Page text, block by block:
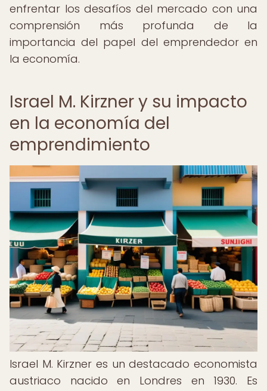
enfrentar los desafíos del mercado con una
comprensión más profunda de la
importancia del papel del emprendedor en
la economía.
Israel M. Kirzner y su impacto
en la economía del
emprendimiento
Israel M. Kirzner es un destacado economista
austriaco nacido en Londres en 1930. Es